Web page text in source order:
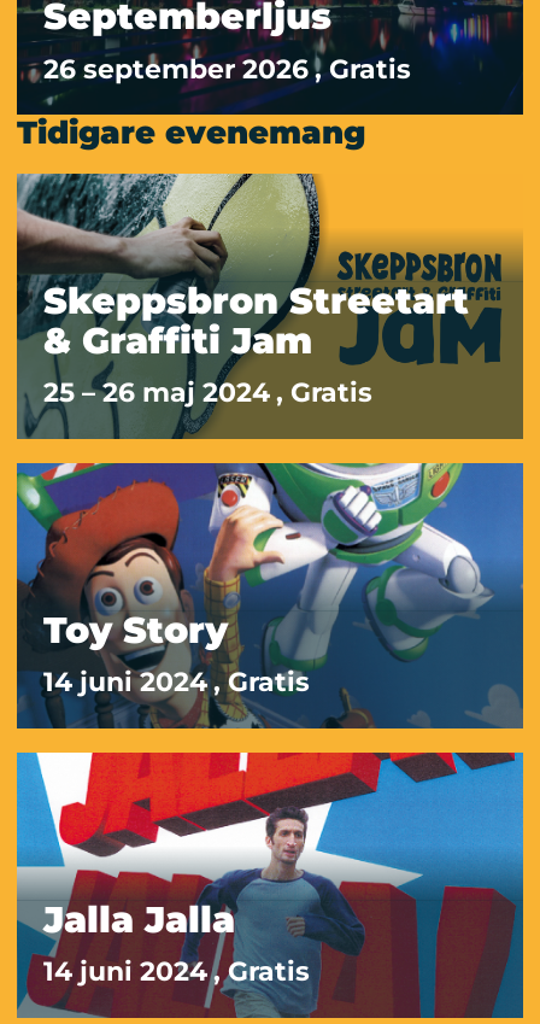
Septemberljus
26 september 2026, Gratis
Tidigare evenemang
Skeppsbron Streetart
& Graffiti Jam
25 – 26 maj 2024, Gratis
Toy Story
14 juni 2024, Gratis
Jalla Jalla
14 juni 2024, Gratis